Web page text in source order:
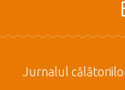
Jurnalul